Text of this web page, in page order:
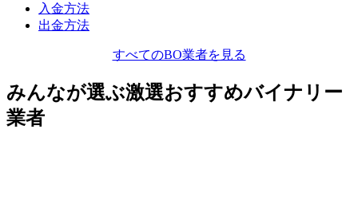
入金方法
出金方法
すべてのBO業者を見る
みんなが選ぶ激選おすすめバイナリー
業者